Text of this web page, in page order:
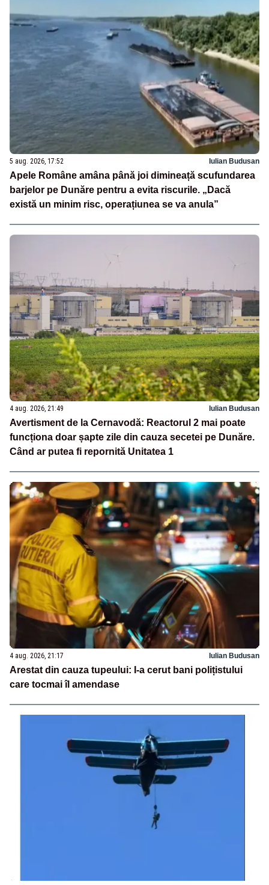
5 aug. 2026, 17:52 Iulian Budusan
Apele Române amâna până joi dimineață scufundarea
barjelor pe Dunăre pentru a evita riscurile. „Dacă
există un minim risc, operațiunea se va anula”
4 aug. 2026, 21:49 Iulian Budusan
Avertisment de la Cernavodă: Reactorul 2 mai poate
funcționa doar șapte zile din cauza secetei pe Dunăre.
Când ar putea fi repornită Unitatea 1
4 aug. 2026, 21:17 Iulian Budusan
Arestat din cauza tupeului: I-a cerut bani polițistului
care tocmai îl amendase